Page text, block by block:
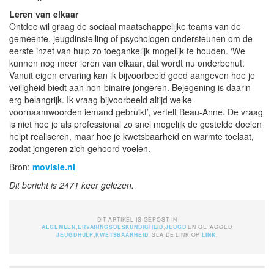
Leren van elkaar
Ontdec wil graag de sociaal maatschappelijke teams van de
gemeente, jeugdinstelling of psychologen ondersteunen om de
eerste inzet van hulp zo toegankelijk mogelijk te houden. ‘We
kunnen nog meer leren van elkaar, dat wordt nu onderbenut.
Vanuit eigen ervaring kan ik bijvoorbeeld goed aangeven hoe je
veiligheid biedt aan non-binaire jongeren. Bejegening is daarin
erg belangrijk. Ik vraag bijvoorbeeld altijd welke
voornaamwoorden iemand gebruikt’, vertelt Beau-Anne. De vraag
is niet hoe je als professional zo snel mogelijk de gestelde doelen
helpt realiseren, maar hoe je kwetsbaarheid en warmte toelaat,
zodat jongeren zich gehoord voelen.
Bron: movisie.nl
Dit bericht is 2471 keer gelezen.
DIT ARTIKEL IS GEPOST IN
ALGEMEEN ERVARINGSDESKUNDIGHEID ,JEUGD EN GETAGGED
JEUGDHULP ,KWETSBAARHEID . SLA DE LINK OPLINK